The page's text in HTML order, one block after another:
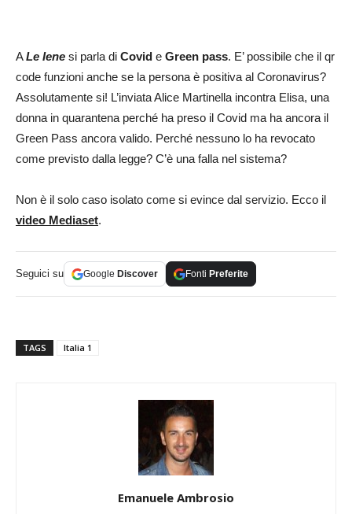
ALe Iene si parla di Covid e Green pass. E’ possibile che il qr
code funzioni anche se la persona è positiva al Coronavirus?
Assolutamente si! L’inviata Alice Martinella incontra Elisa, una
donna in quarantena perché ha preso il Covid ma ha ancora il
Green Pass ancora valido. Perché nessuno lo ha revocato
come previsto dalla legge? C’è una falla nel sistema?
Non è il solo caso isolato come si evince dal servizio. Ecco il
video Mediaset.
Seguici su Google Discover Fonti Preferite
TAGS Italia 1
Emanuele Ambrosio